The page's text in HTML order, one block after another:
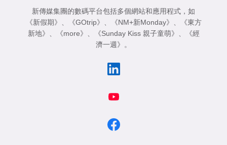
新傳媒集團的數碼平台包括多個網站和應用程式，如
《新假期》
《GOtrip》 《NM+新Monday》
《東方
新地》
《more》 《Sunday Kiss 親子童萌》
《經
濟一週》
。